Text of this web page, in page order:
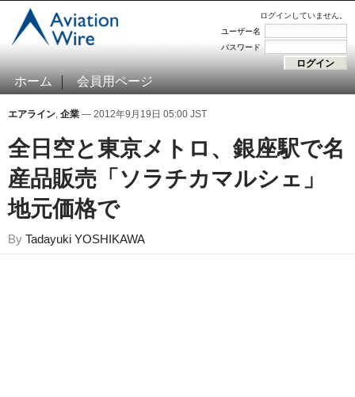
ログインしていません。
ユーザー名
パスワード
ホーム 会員用ページ
エアライン, 企業 — 2012年9月19日 05:00 JST
全日空と東京メトロ、銀座駅で名
産品販売「ソラチカマルシェ」
地元価格で
By Tadayuki YOSHIKAWA